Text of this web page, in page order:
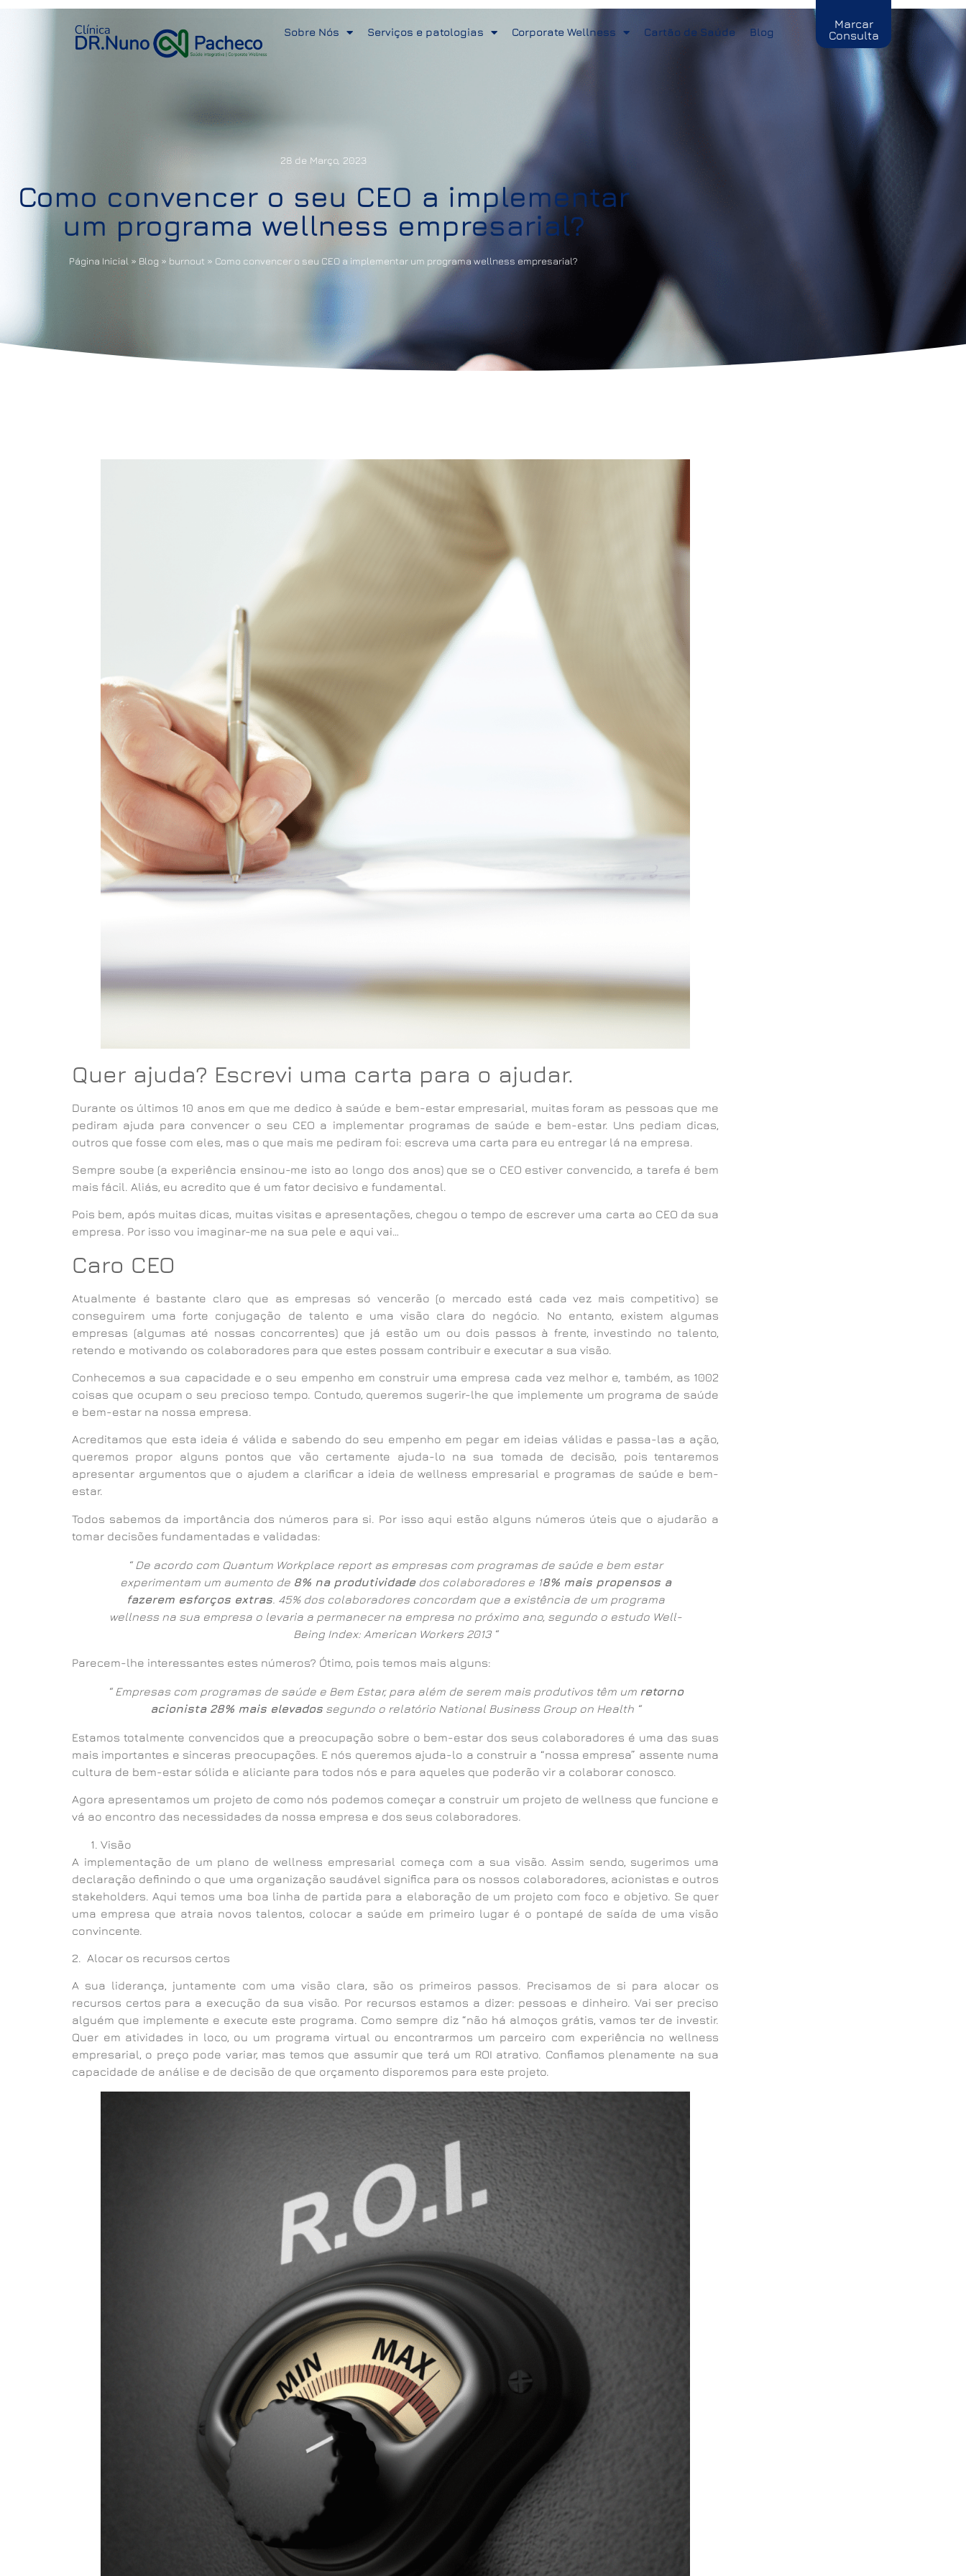
Sobre Nós Serviços e patologias Corporate Wellness Cartão de Saúde Blog
Marcar
Consulta
28 de Março, 2023
Como convencer o seu CEO a implementar
um programa wellness empresarial?
Página Inicial » Blog » burnout » Como convencer o seu CEO a implementar um programa wellness empresarial?
Quer ajuda? Escrevi uma carta para o ajudar.
Durante os últimos 10 anos em que me dedico à saúde e bem-estar empresarial, muitas foram as pessoas que me
pediram ajuda para convencer o seu CEO a implementar programas de saúde e bem-estar. Uns pediam dicas,
outros que fosse com eles, mas o que mais me pediram foi: escreva uma carta para eu entregar lá na empresa.
Sempre soube (a experiência ensinou-me isto ao longo dos anos) que se o CEO estiver convencido, a tarefa é bem
mais fácil. Aliás, eu acredito que é um fator decisivo e fundamental.
Pois bem, após muitas dicas, muitas visitas e apresentações, chegou o tempo de escrever uma carta ao CEO da sua
empresa. Por isso vou imaginar-me na sua pele e aqui vai…
Caro CEO
Atualmente é bastante claro que as empresas só vencerão (o mercado está cada vez mais competitivo) se
conseguirem uma forte conjugação de talento e uma visão clara do negócio. No entanto, existem algumas
empresas (algumas até nossas concorrentes) que já estão um ou dois passos à frente, investindo no talento,
retendo e motivando os colaboradores para que estes possam contribuir e executar a sua visão.
Conhecemos a sua capacidade e o seu empenho em construir uma empresa cada vez melhor e, também, as 1002
coisas que ocupam o seu precioso tempo. Contudo, queremos sugerir-lhe que implemente um programa de saúde
e bem-estar na nossa empresa.
Acreditamos que esta ideia é válida e sabendo do seu empenho em pegar em ideias válidas e passa-las a ação,
queremos propor alguns pontos que vão certamente ajuda-lo na sua tomada de decisão, pois tentaremos
apresentar argumentos que o ajudem a clarificar a ideia de wellness empresarial e programas de saúde e bem-
estar.
Todos sabemos da importância dos números para si. Por isso aqui estão alguns números úteis que o ajudarão a
tomar decisões fundamentadas e validadas:
“ De acordo com Quantum Workplace report as empresas com programas de saúde e bem estar
experimentam um aumento de 8% na produtividadedos colaboradores e 18% mais propensos a
fazerem esforços extras. 45% dos colaboradores concordam que a existência de um programa
wellness na sua empresa o levaria a permanecer na empresa no próximo ano, segundo o estudo Well-
Being Index: American Workers 2013 “
Parecem-lhe interessantes estes números? Ótimo, pois temos mais alguns:
“ Empresas com programas de saúde e Bem Estar, para além de serem mais produtivos têm um retorno
acionista 28% mais elevadossegundo o relatório National Business Group on Health “
Estamos totalmente convencidos que a preocupação sobre o bem-estar dos seus colaboradores é uma das suas
mais importantes e sinceras preocupações. E nós queremos ajuda-lo a construir a “nossa empresa” assente numa
cultura de bem-estar sólida e aliciante para todos nós e para aqueles que poderão vir a colaborar conosco.
Agora apresentamos um projeto de como nós podemos começar a construir um projeto de wellness que funcione e
vá ao encontro das necessidades da nossa empresa e dos seus colaboradores.
Visão
A implementação de um plano de wellness empresarial começa com a sua visão. Assim sendo, sugerimos uma
declaração definindo o que uma organização saudável significa para os nossos colaboradores, acionistas e outros
stakeholders. Aqui temos uma boa linha de partida para a elaboração de um projeto com foco e objetivo. Se quer
uma empresa que atraia novos talentos, colocar a saúde em primeiro lugar é o pontapé de saída de uma visão
convincente.
2. Alocar os recursos certos
A sua liderança, juntamente com uma visão clara, são os primeiros passos. Precisamos de si para alocar os
recursos certos para a execução da sua visão. Por recursos estamos a dizer: pessoas e dinheiro. Vai ser preciso
alguém que implemente e execute este programa. Como sempre diz “não há almoços grátis, vamos ter de investir.
Quer em atividades in loco, ou um programa virtual ou encontrarmos um parceiro com experiência no wellness
empresarial, o preço pode variar, mas temos que assumir que terá um ROI atrativo. Confiamos plenamente na sua
capacidade de análise e de decisão de que orçamento disporemos para este projeto.